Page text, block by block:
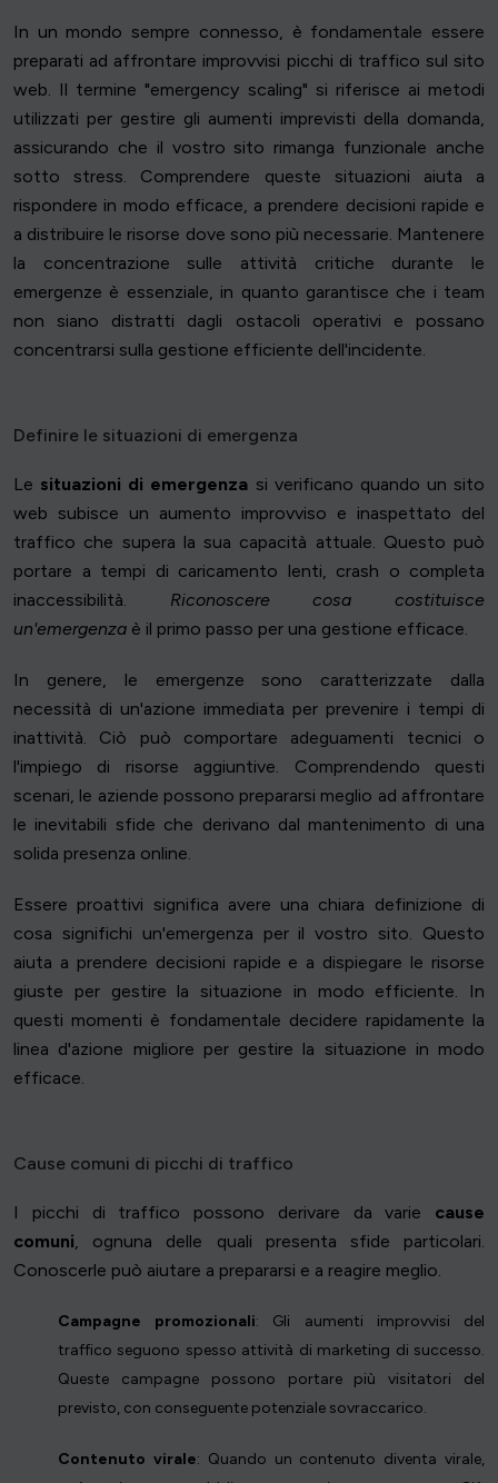
In un mondo sempre connesso, è fondamentale essere
preparati ad affrontare improvvisi picchi di traffico sul sito
web. Il termine "emergency scaling" si riferisce ai metodi
utilizzati per gestire gli aumenti imprevisti della domanda,
assicurando che il vostro sito rimanga funzionale anche
sotto stress. Comprendere queste situazioni aiuta a
rispondere in modo efficace, a prendere decisioni rapide e
a distribuire le risorse dove sono più necessarie. Mantenere
la concentrazione sulle attività critiche durante le
emergenze è essenziale, in quanto garantisce che i team
non siano distratti dagli ostacoli operativi e possano
concentrarsi sulla gestione efficiente dell'incidente.
Definire le situazioni di emergenza
Le situazioni di emergenza si verificano quando un sito
web subisce un aumento improvviso e inaspettato del
traffico che supera la sua capacità attuale. Questo può
portare a tempi di caricamento lenti, crash o completa
inaccessibilità. Riconoscere cosa costituisce
un'emergenza è il primo passo per una gestione efficace.
In genere, le emergenze sono caratterizzate dalla
necessità di un'azione immediata per prevenire i tempi di
inattività. Ciò può comportare adeguamenti tecnici o
l'impiego di risorse aggiuntive. Comprendendo questi
scenari, le aziende possono prepararsi meglio ad affrontare
le inevitabili sfide che derivano dal mantenimento di una
solida presenza online.
Essere proattivi significa avere una chiara definizione di
cosa significhi un'emergenza per il vostro sito. Questo
aiuta a prendere decisioni rapide e a dispiegare le risorse
giuste per gestire la situazione in modo efficiente. In
questi momenti è fondamentale decidere rapidamente la
linea d'azione migliore per gestire la situazione in modo
efficace.
Cause comuni di picchi di traffico
I picchi di traffico possono derivare da varie cause
comuni, ognuna delle quali presenta sfide particolari.
Conoscerle può aiutare a prepararsi e a reagire meglio.
Campagne promozionali: Gli aumenti improvvisi del
traffico seguono spesso attività di marketing di successo.
Queste campagne possono portare più visitatori del
previsto, con conseguente potenziale sovraccarico.
Contenuto virale: Quando un contenuto diventa virale,